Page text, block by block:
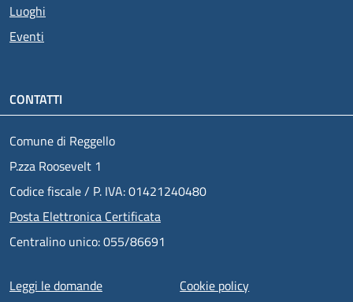
Luoghi
Eventi
CONTATTI
Comune di Reggello
P.zza Roosevelt 1
Codice fiscale / P. IVA: 01421240480
Posta Elettronica Certificata
Centralino unico: 055/86691
Menu piè di pagina
Leggi le domande
Cookie policy